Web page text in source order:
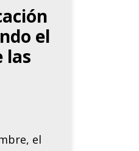
el
las
el